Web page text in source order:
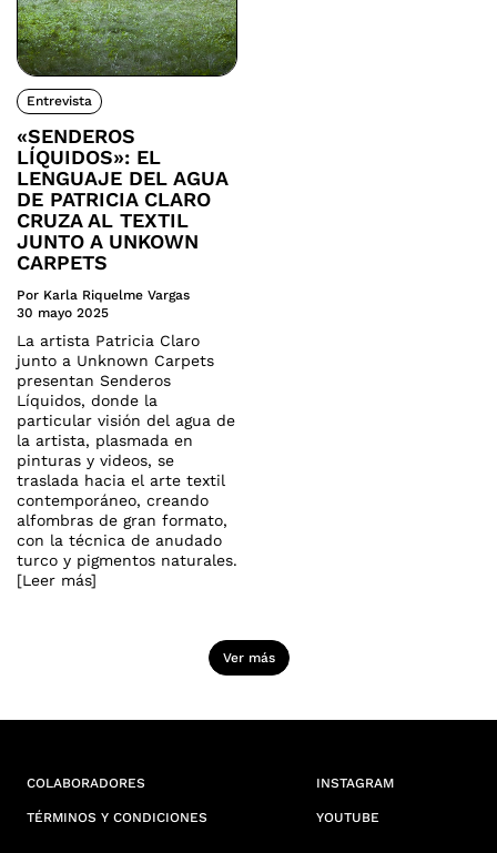
Entrevista
«SENDEROS
LÍQUIDOS»: EL
LENGUAJE DEL AGUA
DE PATRICIA CLARO
CRUZA AL TEXTIL
JUNTO A UNKOWN
CARPETS
Por Karla Riquelme Vargas
30 mayo 2025
La artista Patricia Claro
junto a Unknown Carpets
presentan Senderos
Líquidos, donde la
particular visión del agua de
la artista, plasmada en
pinturas y videos, se
traslada hacia el arte textil
contemporáneo, creando
alfombras de gran formato,
con la técnica de anudado
turco y pigmentos naturales.
[Leer más]
Ver más
COLABORADORES
TÉRMINOS Y CONDICIONES
INSTAGRAM
YOUTUBE